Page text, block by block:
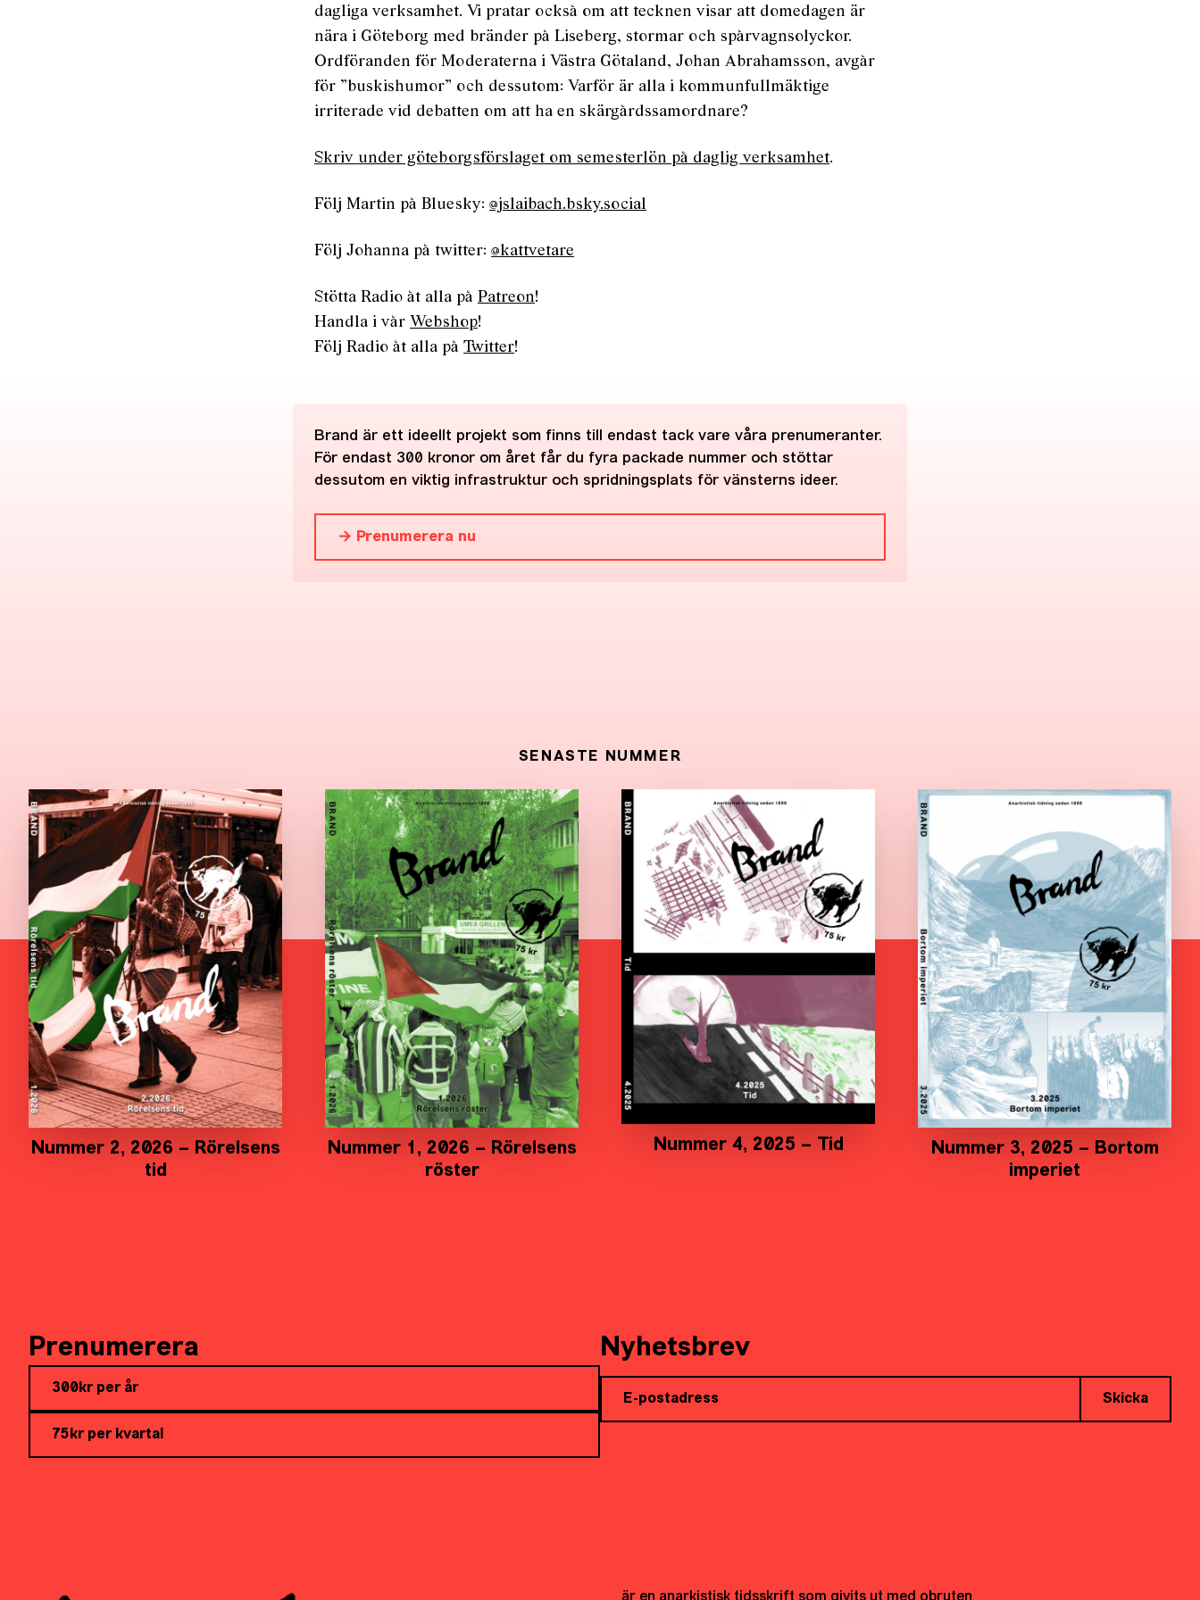
dagliga verksamhet. Vi pratar också om att tecknen visar att domedagen är
nära i Göteborg med bränder på Liseberg, stormar och spårvagnsolyckor.
Ordföranden för Moderaterna i Västra Götaland, Johan Abrahamsson, avgår
för ”buskishumor” och dessutom: Varför är alla i kommunfullmäktige
irriterade vid debatten om att ha en skärgårdssamordnare?
Skriv under göteborgsförslaget om semesterlön på daglig verksamhet.
Följ Martin på Bluesky: @jslaibach.bsky.social
Följ Johanna på twitter: @kattvetare
Stötta Radio åt alla på Patreon!
Handla i vår Webshop!
Följ Radio åt alla på Twitter!
Brand är ett ideellt projekt som finns till endast tack vare våra prenumeranter.
För endast 300 kronor om året får du fyra packade nummer och stöttar
dessutom en viktig infrastruktur och spridningsplats för vänsterns ideer.
→ Prenumerera nu
SENASTE NUMMER
Nummer 2, 2026 – Rörelsens
tid
Nummer 1, 2026 – Rörelsens
röster
Nummer 4, 2025 – Tid
Nummer 3, 2025 – Bortom
imperiet
Prenumerera
300kr per år
75kr per kvartal
Nyhetsbrev
Skicka
är en anarkistisk tidsskrift som givits ut med obruten